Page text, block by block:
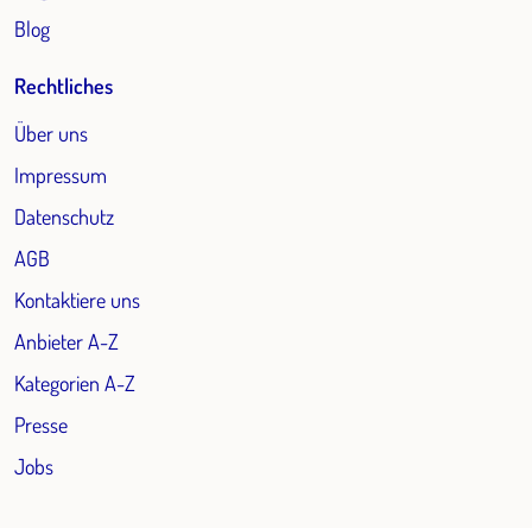
Blog
Rechtliches
Über uns
Impressum
Datenschutz
AGB
Kontaktiere uns
Anbieter A-Z
Kategorien A-Z
Presse
Jobs